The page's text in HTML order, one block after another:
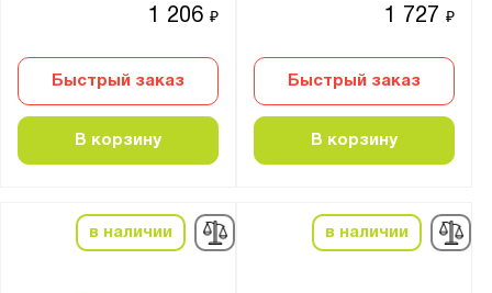
1 206₽
Быстрый заказ
В корзину
1 727₽
Быстрый заказ
В корзину
в наличии в наличии